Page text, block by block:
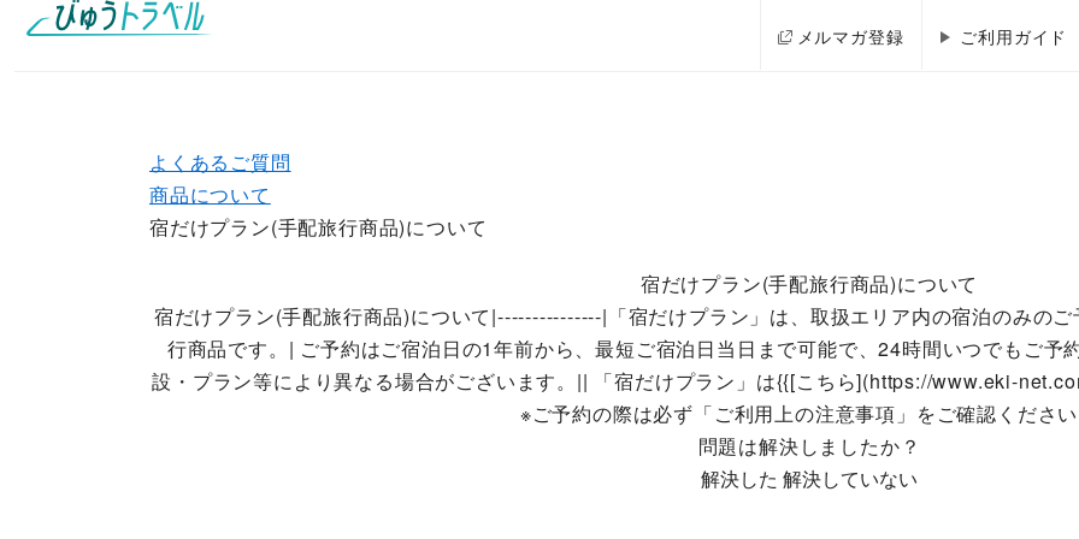
メルマガ登録 ご利用ガイド
よくあるご質問
商品について
宿だけプラン(手配旅行商品)について
宿だけプラン(手配旅行商品)について
宿だけプラン(手配旅行商品)について|---------------|「宿だけプラン」は、取扱エリア内の宿泊のみの
行商品です。| ご予約はご宿泊日の1年前から、最短ご宿泊日当日まで可能で、24時間いつでもご予
設・プラン等により異なる場合がございます。|| 「宿だけプラン」は{{[こちら](https://www.eki-
※ご予約の際は必ず「ご利用上の注意事項」をご確認くださ
問題は解決しましたか？
解決した 解決していない